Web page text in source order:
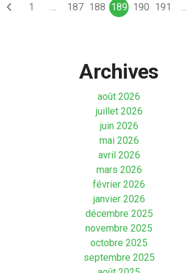
1 … 187 188 189 190 191
Archives
août 2026
juillet 2026
juin 2026
mai 2026
avril 2026
mars 2026
février 2026
janvier 2026
décembre 2025
novembre 2025
octobre 2025
septembre 2025